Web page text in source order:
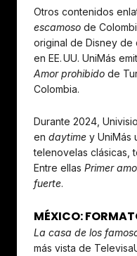
Otros contenidos
escamoso de
original de Disney de
en EE. UU. UniMás
Amor prohibido de
Colombia.
Durante 2024,
en daytime y UniMás
telenovelas clásicas,
Entre ellas Primer
fuerte.
MÉXICO:
La casa de los
más vista de